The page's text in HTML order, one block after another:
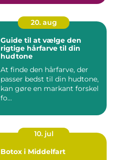
20. aug
Guide til at vælge den
rigtige hårfarve til din
hudtone
At finde den hårfarve, der
passer bedst til din hudtone,
kan gøre en markant forskel
fo...
10. jul
Botox i Middelfart